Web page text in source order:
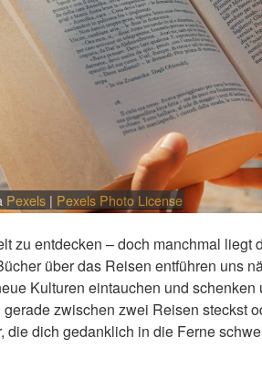
Pexels | Pexels Photo License
zu entdecken – doch manchmal liegt
über das Reisen entführen uns
Kulturen eintauchen und
zwischen zwei Reisen steckst
die dich gedanklich in die Ferne